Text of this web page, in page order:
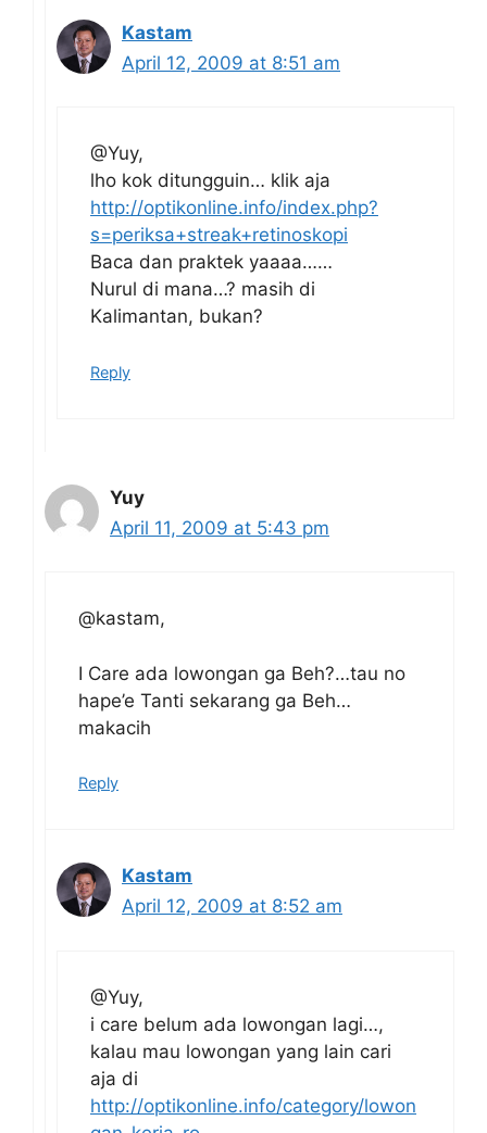
Kastam
April 12, 2009 at 8:51 am
@Yuy,
lho kok ditungguin… klik aja
http://optikonline.info/index.php?
s=periksa+streak+retinoskopi
Baca dan praktek yaaaa……
Nurul di mana…? masih di
Kalimantan, bukan?
Reply
Yuy
April 11, 2009 at 5:43 pm
@kastam,
I Care ada lowongan ga Beh?…tau no
hape’e Tanti sekarang ga Beh…
makacih
Reply
Kastam
April 12, 2009 at 8:52 am
@Yuy,
i care belum ada lowongan lagi…,
kalau mau lowongan yang lain cari
aja di
http://optikonline.info/category/lowon